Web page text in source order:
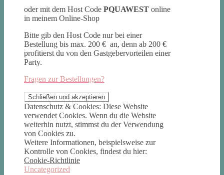
oder mit dem Host Code PQUAWEST online
in meinem Online-Shop
Bitte gib den Host Code nur bei einer
Bestellung bis max. 200 € an, denn ab 200 €
profitierst du von den Gastgebervorteilen einer
Party.
Fragen zur Bestellungen?
Datenschutz & Cookies: Diese Website
verwendet Cookies. Wenn du die Website
weiterhin nutzt, stimmst du der Verwendung
von Cookies zu.
Weitere Informationen, beispielsweise zur
Kontrolle von Cookies, findest du hier:
Cookie-Richtlinie
Uncategorized